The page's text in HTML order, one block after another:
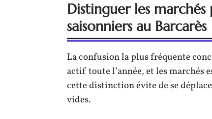
Distinguer les
saisonniers au Barcarès
La confusion la plus fréquente
actif toute l’année, et les
cette distinction évite de se
vides.